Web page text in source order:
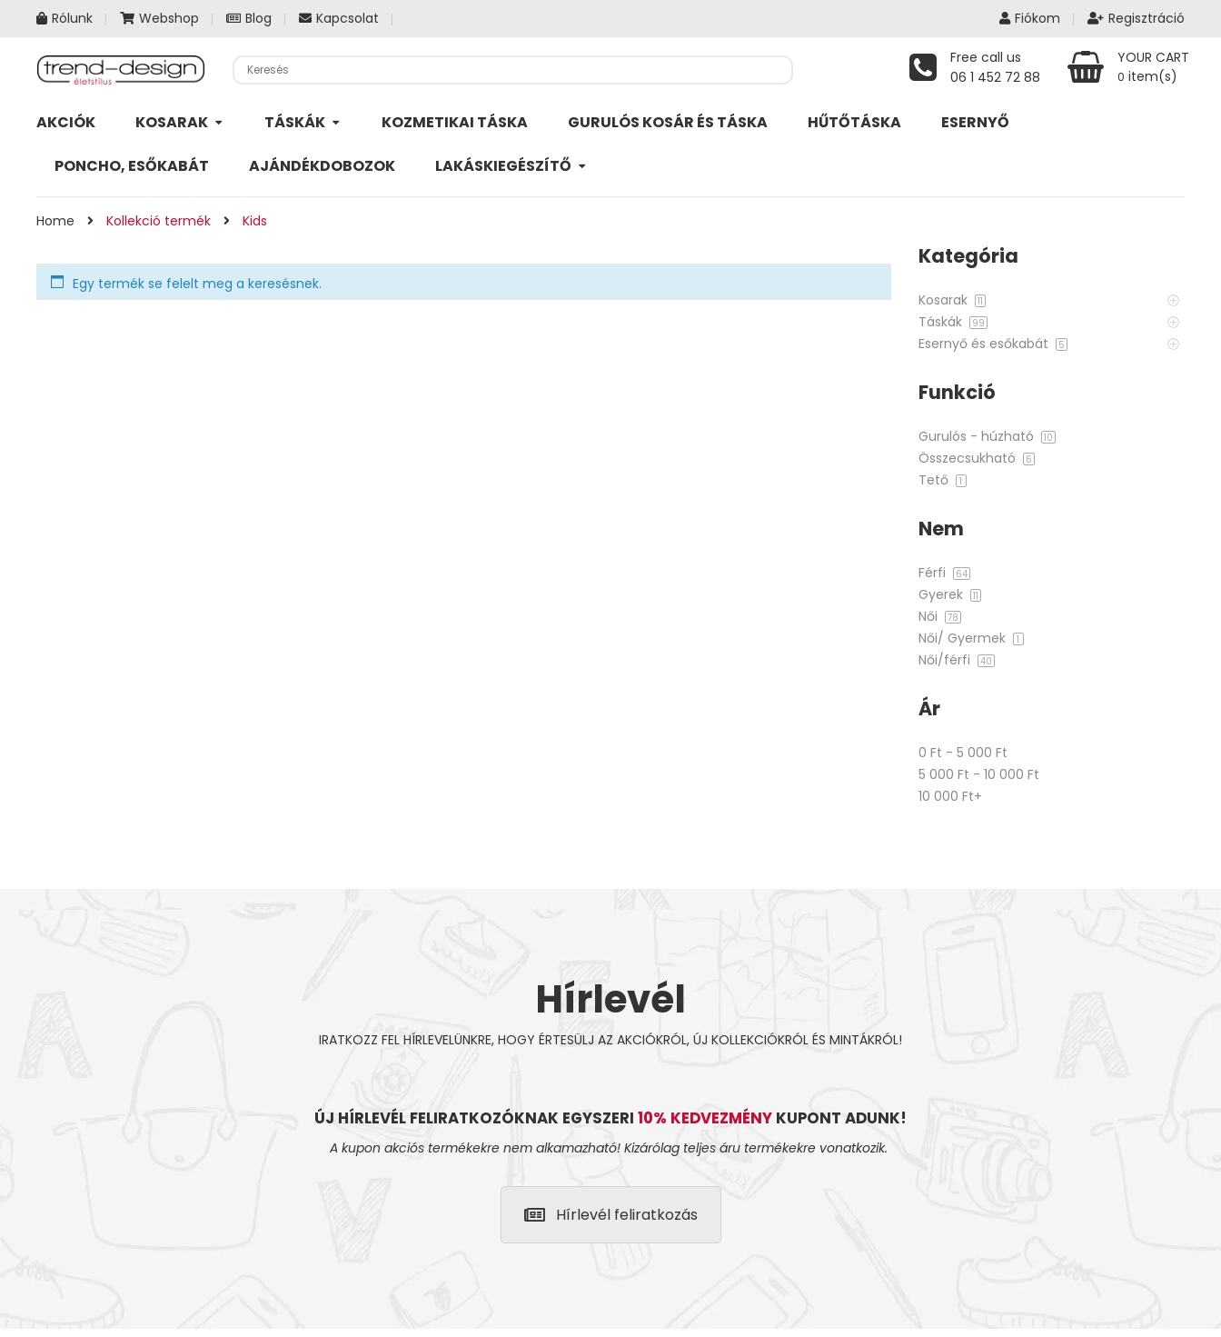
Rólunk Webshop Blog Kapcsolat Fiókom Regisztráció
Free call us
06 1 452 72 88
YOUR CART
0 item(s)
AKCIÓK KOSARAK TÁSKÁK KOZMETIKAI TÁSKA GURULÓS KOSÁR ÉS TÁSKA HŰTŐTÁSKA ESERNYŐ
PONCHO, ESŐKABÁT AJÁNDÉKDOBOZOK LAKÁSKIEGÉSZÍTŐ
Home Kollekció termék Kids
Egy termék se felelt meg a keresésnek.
Kategória
Kosarak 11
Táskák 99
Esernyő és esőkabát 5
Funkció
Gurulós - húzható 10
Összecsukható 6
Tető 1
Nem
Férfi 64
Gyerek 11
Női 78
Női/ Gyermek 1
Női/férfi 40
Ár
0 Ft - 5 000 Ft
5 000 Ft - 10 000 Ft
10 000 Ft+
Hírlevél
IRATKOZZ FEL HÍRLEVELÜNKRE, HOGY ÉRTESÜLJ AZ AKCIÓKRÓL, ÚJ KOLLEKCIÓKRÓL ÉS MINTÁKRÓL!
ÚJ HÍRLEVÉL FELIRATKOZÓKNAK EGYSZERI 10% KEDVEZMÉNY KUPONT ADUNK!
A kupon akciós termékekre nem alkamazható! Kizárólag teljes áru termékekre vonatkozik.
Hírlevél feliratkozás